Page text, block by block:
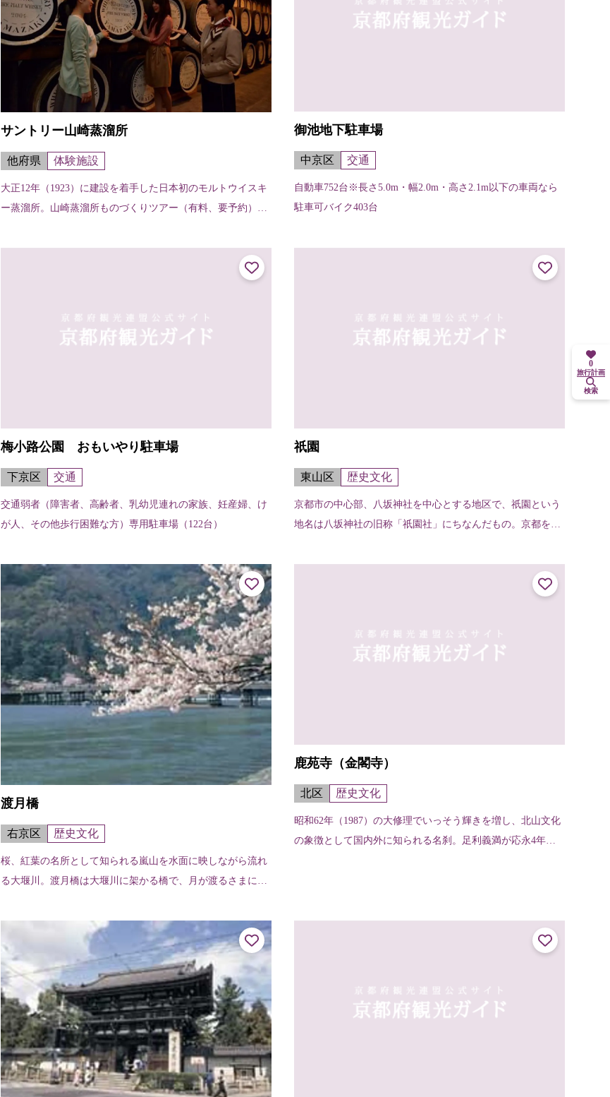
サントリー山崎蒸溜所
他府県 体験施設
大正12年（1923）に建設を着手した日本初のモルトウイスキ
ー蒸溜所。山崎蒸溜所ものづくりツアー（有料、要予約）で
イスキー原酒のテイスティン...
御池地下駐車場
中京区 交通
自動車752台※長さ5.0m・幅2.0m・高さ2.1m以下の車両なら
駐車可バイク403台
梅小路公園 おもいやり駐車場
下京区 交通
交通弱者（障害者、高齢者、乳幼児連れの家族、妊産婦、け
が人、その他歩行困難な方）専用駐車場（122台）
祇園
東山区 歴史文化
京都市の中心部、八坂神社を中心とする地区で、祇園という
地名は八坂神社の旧称「祇園社」にちなんだもの。京都を代
川南通・新橋通から南は団栗通まで...
渡月橋
右京区 歴史文化
桜、紅葉の名所として知られる嵐山を水面に映しながら流れ
る大堰川。渡月橋は大堰川に架かる橋で、月が渡るさまに似
在のものは昭和9年（1934）に...
鹿苑寺（金閣寺）
北区 歴史文化
昭和62年（1987）の大修理でいっそう輝きを増し、北山文化
の象徴として国内外に知られる名刹。足利義満が応永4年（1
0
旅行計画
検索